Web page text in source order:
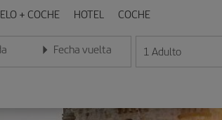
+ COCHE HOTEL COCHE
fecha en formato día/mes/año
Fecha vuelta
Introduce la fecha en formato día/mes/año
1 Adulto